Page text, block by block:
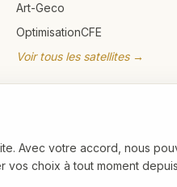
Art-Geco
OptimisationCFE
Voir tous les satellites →
Avec votre accord, nous
choix à tout moment